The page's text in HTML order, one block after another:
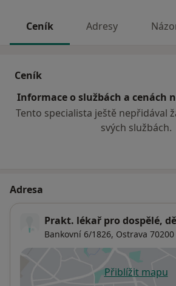
Ceník Adresy
Ceník
Informace o službách a cenách
Tento specialista ještě nepřidával
svých službách.
Adresa
Prakt. lékař pro dospělé,
Bankovní 6/1826, Ostrava 70200
Přiblížit mapu
se